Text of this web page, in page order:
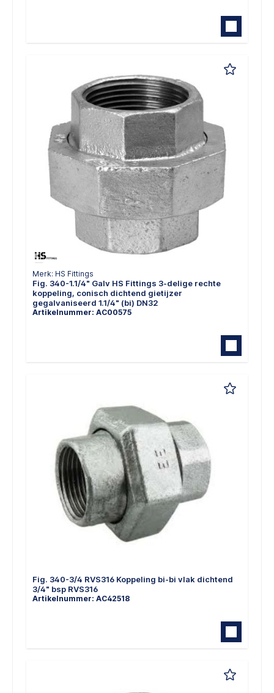
Merk: HS Fittings
Fig. 340-1.1/4" Galv HS Fittings 3-delige rechte
koppeling, conisch dichtend gietijzer
gegalvaniseerd 1.1/4" (bi) DN32
Artikelnummer: AC00575
Fig. 340-3/4 RVS316 Koppeling bi-bi vlak dichtend
3/4" bsp RVS316
Artikelnummer: AC42518